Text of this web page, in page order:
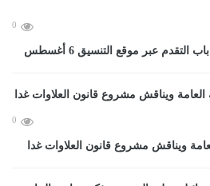
0
0
ويناقش مشروع قانون العلاوات غدا